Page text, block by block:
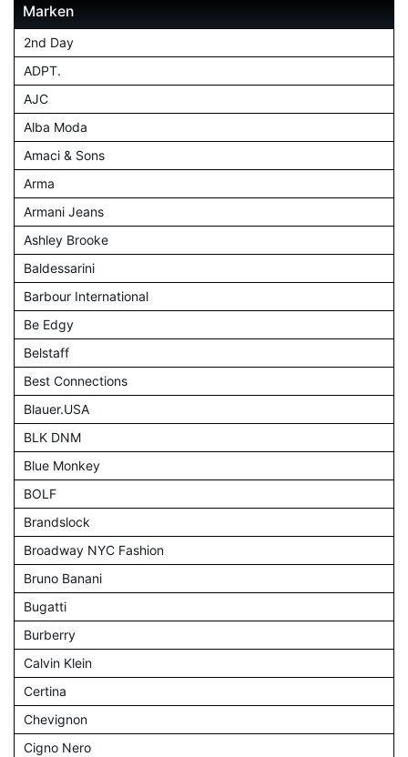
Marken
2nd Day
ADPT.
AJC
Alba Moda
Amaci & Sons
Arma
Armani Jeans
Ashley Brooke
Baldessarini
Barbour International
Be Edgy
Belstaff
Best Connections
Blauer.USA
BLK DNM
Blue Monkey
BOLF
Brandslock
Broadway NYC Fashion
Bruno Banani
Bugatti
Burberry
Calvin Klein
Certina
Chevignon
Cigno Nero